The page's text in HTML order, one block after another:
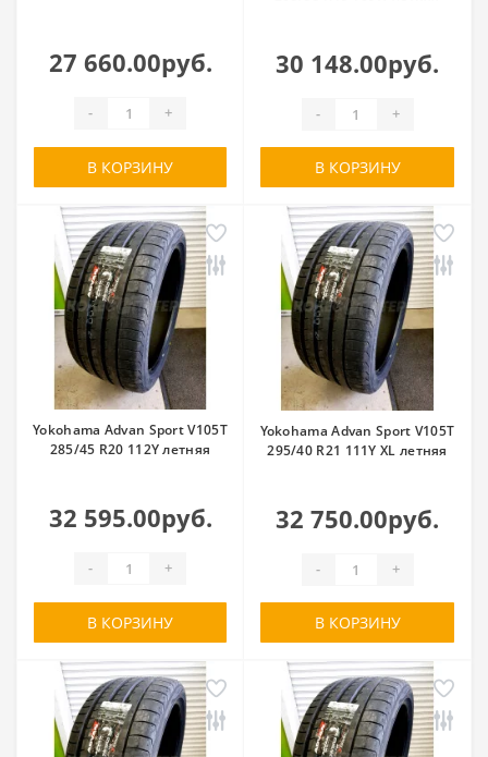
27 660.00руб.
- +
В КОРЗИНУ
30 148.00руб.
- +
В КОРЗИНУ
Yokohama Advan Sport V105T
285/45 R20 112Y летняя
32 595.00руб.
- +
В КОРЗИНУ
Yokohama Advan Sport V105T
295/40 R21 111Y XL летняя
32 750.00руб.
- +
В КОРЗИНУ